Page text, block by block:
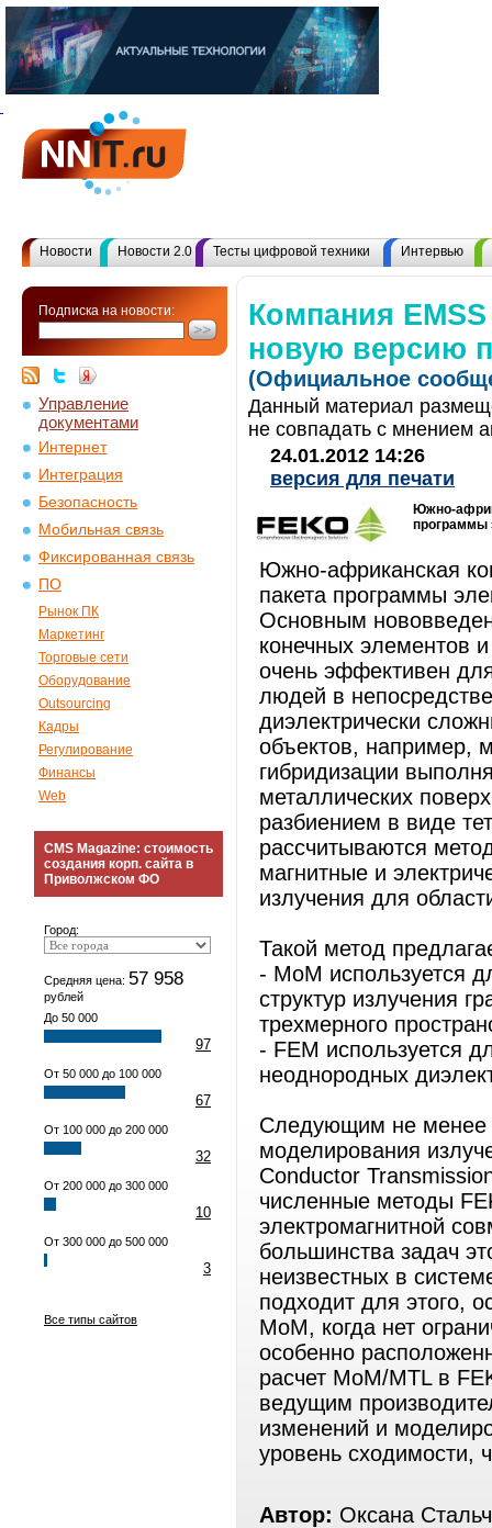
Новости Новости 2.0 Тесты цифровой техники Интервью
Подписка на новости:
Управление
документами
Интернет
Интеграция
Безопасность
Мобильная связь
Фиксированная связь
ПО
Рынок ПК
Маркетинг
Торговые сети
Оборудование
Outsourcing
Кадры
Регулирование
Финансы
Web
CMS Magazine: стоимость
создания корп. сайта в
Приволжском ФО
Город:
Средняя цена: 57 958
рублей
До 50 000
97
От 50 000 до 100 000
67
От 100 000 до 200 000
32
От 200 000 до 300 000
10
От 300 000 до 500 000
3
Все типы сайтов
Компания
новую версию
(Официальное
Данный материал
не совпадать с мнением
24.01.2012 14:26
версия для печати
Южно-
программы
Южно-африканская
пакета программы
Основным
конечных элементов
очень эффективен
людей в
диэлектрически
объектов, например,
гибридизации
металлических
разбиением в виде
рассчитываются
магнитные и
излучения для
Такой метод
- MoM используется
структур излучения
трехмерного
- FEM используется
неоднородных
Следующим не менее
моделирования
Conductor
численные методы
электромагнитной
большинства задач
неизвестных в
подходит для этого,
MoM, когда нет
особенно
расчет MoM/MTL в
ведущим
изменений и
уровень сходимости,
Автор: Оксана